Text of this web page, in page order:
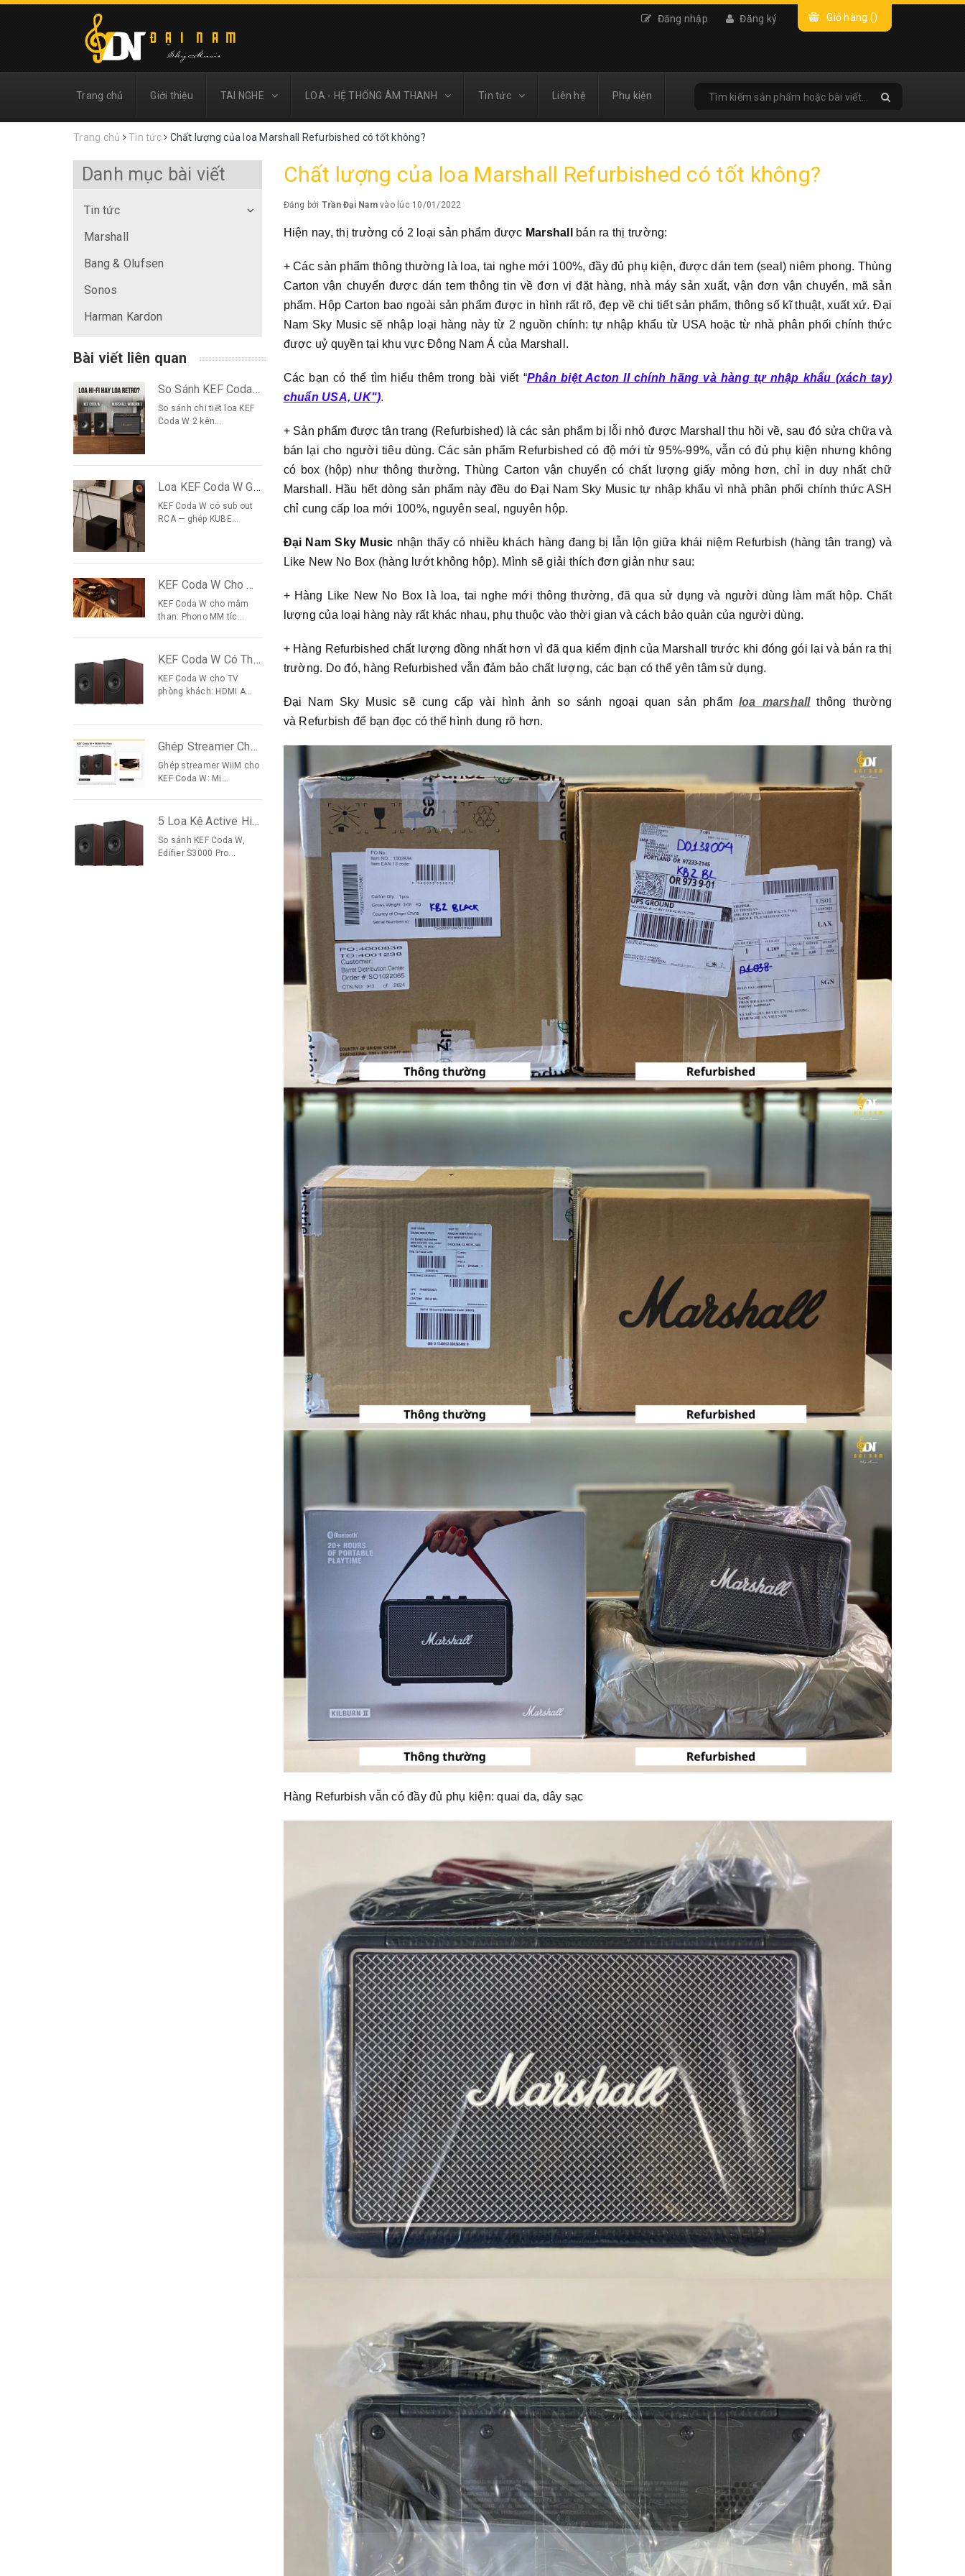
Giỏ hàng ()
Đăng nhập Đăng ký
Trang chủ Giới thiệu TAI NGHE LOA - HỆ THỐNG ÂM THANH Tin tức Liên hệ Phụ kiện
Trang chủ Tin tức Chất lượng của loa Marshall Refurbished có tốt không?
Chất lượng của loa Marshall Refurbished có tốt không?
Đăng bởi Trần Đại Namvào lúc 10/01/2022
Hiện nay, thị trường có 2 loại sản phẩm được Marshall bán ra thị trường:
+ Các sản phẩm thông thường là loa, tai nghe mới 100%, đầy đủ phụ kiện, được dán tem (seal) niêm phong. Thùng
Carton vận chuyển được dán tem thông tin về đơn vị đặt hàng, nhà máy sản xuất, vận đơn vận chuyển, mã sản
phẩm. Hộp Carton bao ngoài sản phẩm được in hình rất rõ, đẹp về chi tiết sản phẩm, thông số kĩ thuật, xuất xứ. Đại
Nam Sky Music sẽ nhập loại hàng này từ 2 nguồn chính: tự nhập khẩu từ USA hoặc từ nhà phân phối chính thức
được uỷ quyền tại khu vực Đông Nam Á của Marshall.
Các bạn có thể tìm hiểu thêm trong bài viết “Phân biệt Acton II chính hãng và hàng tự nhập khẩu (xách tay)
chuẩn USA, UK").
+ Sản phẩm được tân trang (Refurbished) là các sản phẩm bị lỗi nhỏ được Marshall thu hồi về, sau đó sửa chữa và
bán lại cho người tiêu dùng. Các sản phẩm Refurbished có độ mới từ 95%-99%, vẫn có đủ phụ kiện nhưng không
có box (hộp) như thông thường. Thùng Carton vận chuyển có chất lượng giấy mỏng hơn, chỉ in duy nhất chữ
Marshall. Hầu hết dòng sản phẩm này đều do Đại Nam Sky Music tự nhập khẩu vì nhà phân phối chính thức ASH
chỉ cung cấp loa mới 100%, nguyên seal, nguyên hộp.
Đại Nam Sky Music nhận thấy có nhiều khách hàng đang bị lẫn lộn giữa khái niệm Refurbish (hàng tân trang) và
Like New No Box (hàng lướt không hộp). Mình sẽ giải thích đơn giản như sau:
+ Hàng Like New No Box là loa, tai nghe mới thông thường, đã qua sử dụng và người dùng làm mất hộp. Chất
lượng của loại hàng này rất khác nhau, phụ thuộc vào thời gian và cách bảo quản của người dùng.
+ Hàng Refurbished chất lượng đồng nhất hơn vì đã qua kiểm định của Marshall trước khi đóng gói lại và bán ra thị
trường. Do đó, hàng Refurbished vẫn đảm bảo chất lượng, các bạn có thể yên tâm sử dụng.
Đại Nam Sky Music sẽ cung cấp vài hình ảnh so sánh ngoại quan sản phẩm loa marshallthông thường
và Refurbish để bạn đọc có thể hình dung rõ hơn.
Hàng Refurbish vẫn có đầy đủ phụ kiện: quai da, dây sạc
Danh mục bài viết
Tin tức
Marshall
Bang & Olufsen
Sonos
Harman Kardon
Bài viết liên quan
So Sánh KEF Coda W vs Marshall Woburn 3: Hi-Fi hay Retro?
So sánh chi tiết loa KEF
Coda W 2 kên...
Loa KEF Coda W Ghép Sub Nào? KUBE 8, KUBE 10 Hay KC62
KEF Coda W có sub out
RCA — ghép KUBE...
KEF Coda W Cho Mâm Than: Bộ Vinyl Gọn Không Cần Ampli
KEF Coda W cho mâm
than: Phono MM tíc...
KEF Coda W Có Thay Soundbar Cho TV Phòng Khách Được Không?
KEF Coda W cho TV
phòng khách: HDMI A...
Ghép Streamer Cho KEF Coda W: WiiM Mini, Pro Plus, Ultra — Chọn Cái Nào?
Ghép streamer WiiM cho
KEF Coda W: Mi...
5 Loa Kệ Active Hi-Fi 20-25 Triệu Đáng Mua 2026: So Sánh Chi Tiết
So sánh KEF Coda W,
Edifier S3000 Pro...